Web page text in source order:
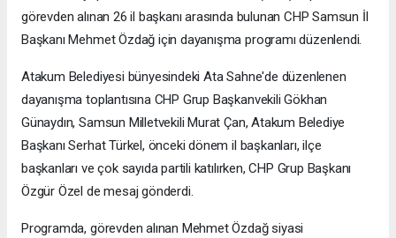
görevden alınan 26 il başkanı arasında bulunan CHP Samsun İl
Başkanı Mehmet Özdağ için dayanışma programı düzenlendi.
Atakum Belediyesi bünyesindeki Ata Sahne'de düzenlenen
dayanışma toplantısına CHP Grup Başkanvekili Gökhan
Günaydın, Samsun Milletvekili Murat Çan, Atakum Belediye
Başkanı Serhat Türkel, önceki dönem il başkanları, ilçe
başkanları ve çok sayıda partili katılırken, CHP Grup Başkanı
Özgür Özel de mesaj gönderdi.
Programda, görevden alınan Mehmet Özdağ siyasi